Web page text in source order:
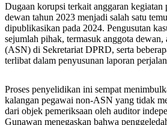
Dugaan korupsi terkait anggaran kegiatan
dewan tahun 2023 menjadi salah satu
dipublikasikan pada 2024. Pengusutan
sejumlah pihak, termasuk anggota dewan,
(ASN) di Sekretariat DPRD, serta
terlibat dalam penyusunan laporan
Proses penyelidikan ini sempat
kalangan pegawai non-ASN yang tidak
dari objek pemeriksaan oleh auditor
Gunawan menegaskan bahwa